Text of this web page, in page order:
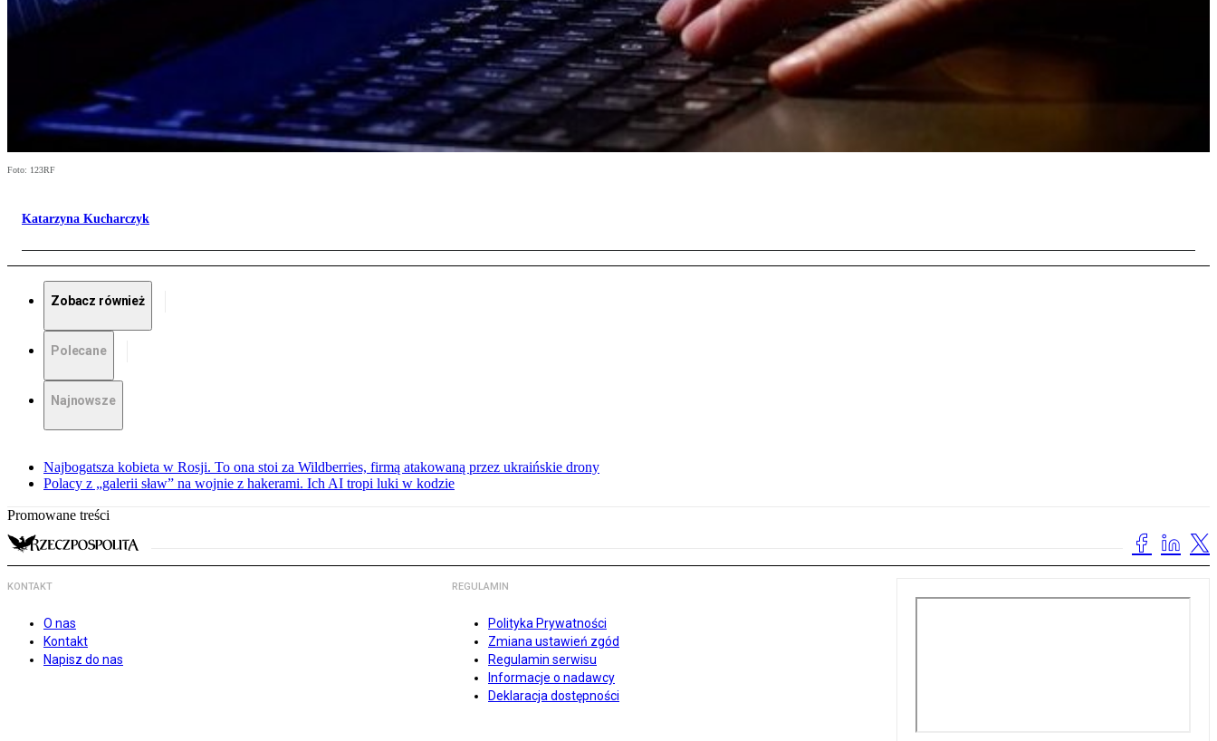
Foto: 123RF
Katarzyna Kucharczyk
Zobacz również
Polecane
Najnowsze
Najbogatsza kobieta w Rosji. To ona stoi za Wildberries, firmą atakowaną przez ukraińskie drony
Polacy z „galerii sław” na wojnie z hakerami. Ich AI tropi luki w kodzie
Promowane treści
KONTAKT
O nas
Kontakt
Napisz do nas
REGULAMIN
Polityka Prywatności
Zmiana ustawień zgód
Regulamin serwisu
Informacje o nadawcy
Deklaracja dostępności